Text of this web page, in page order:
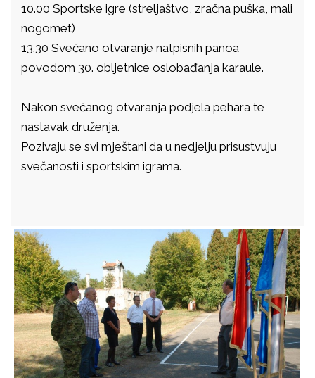
10.00 Sportske igre (streljaštvo, zračna puška, mali
nogomet)
13.30 Svečano otvaranje natpisnih panoa
povodom 30. obljetnice oslobađanja karaule.
Nakon svečanog otvaranja podjela pehara te
nastavak druženja.
Pozivaju se svi mještani da u nedjelju prisustvuju
svečanosti i sportskim igrama.